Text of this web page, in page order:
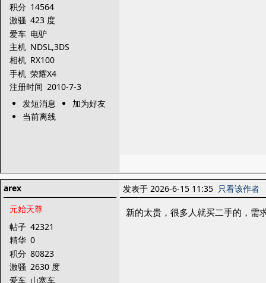
积分 14564
激骚 423 度
爱车 电驴
主机 NDSL,3DS
相机 RX100
手机 荣耀X4
注册时间 2010-7-3
发短消息
加为好友
当前离线
arex
元始天尊
帖子 42321
精华 0
积分 80823
激骚 2630 度
爱车 山寨车
发表于 2026-6-15 11:35 只看该作者
新的太贵，很多人就买二手的，需